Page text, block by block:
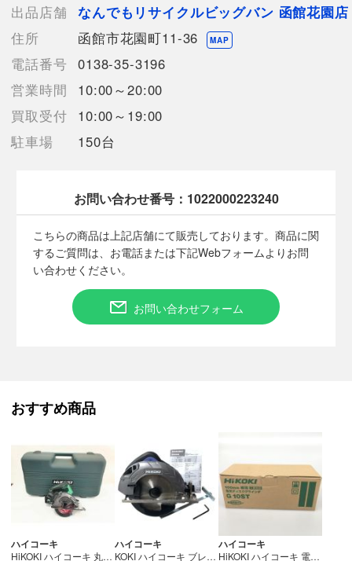
PSマークの種類：特定電気用品以外の電気用品
製品本体に貼付されている届出事業者名:工機ホールディングス
（株）
【詳細備考】
動作確認済みです。
多少の使用感、微細な汚れはありますが
全体に良好に見受けられます。
※充電可能なバッテリー付属及び内蔵商品につきましては消耗頻
【使用予定配送業者】佐川急便 飛脚宅配便140サイズ
【こちらの商品は在庫連動システムを導入し、店頭や他ネットシ
ョップと併売を行なっておりますが、タイミングによりシステム
の反映が間に合わず欠品となってしまう場合がございます。
売切れの場合は、ご購入をキャンセルさせていただく場合がござ
お届け先によっては、お届けに１週間前後かかる場合があります
ことを予めご了承ください。
■状態等は画像をご確認・ご参照下さい。
こちらの商品はお客様から買取させていただいた商品であり、
人の手を経た商品です。
■弊社からは、ご落札やご購入いただいた全てのお客様に評価を
行なっております。
評価ご不要のお客様は、ご落札・ご購入をお控えください。
出品店舗
なんでもリサイクルビッグバン 函館花園店
住所
函館市花園町11-36 MAP
電話番号 0138-35-3196
営業時間
10:00～20:00
買取受付
10:00～19:00
駐車場
150台
お問い合わせ番号： 1022000223240
こちらの商品は上記店舗にて販売しております。商品に関
するご質問は、お電話または下記Webフォームよりお問
い合わせください。
お問い合わせフォーム
おすすめ商品
ハイコーキ
HiKOKI ハイコーキ 丸のこ マルチボルト(BSL36A18)1個・充電器・ケース付 CD18DBL グリーン Bランク
ハイコーキ
KOKI ハイコーキ ブレーキ付丸のこ 190ｍｍ FC7MA3 Aランク
ハイコーキ
HiKOKI ハイコーキ 電気ディスクグラインダー 100mm G10ST Sランク